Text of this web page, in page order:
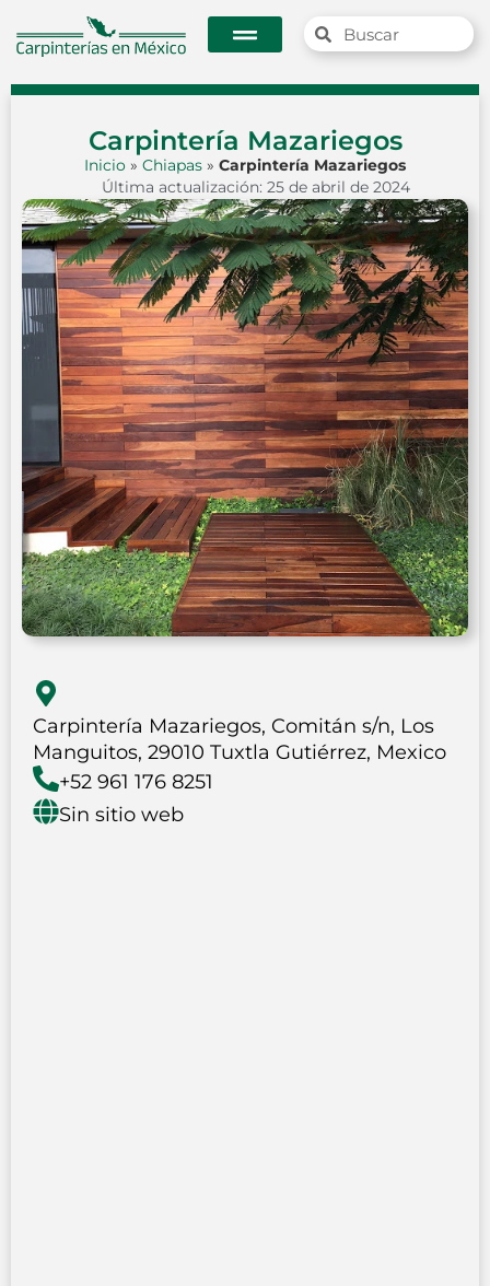
Carpintería Mazariegos
Inicio » Chiapas » Carpintería Mazariegos
Última actualización: 25 de abril de 2024
Carpintería Mazariegos, Comitán s/n, Los
Manguitos, 29010 Tuxtla Gutiérrez, Mexico
+52 961 176 8251
Sin sitio web